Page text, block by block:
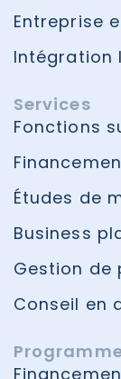
Entreprise
Intégration
Services
Fonctions
Études de
Business
Gestion de
Conseil en